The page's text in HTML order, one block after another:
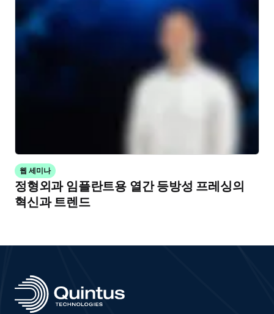
웹 세미나
정형외과 임플란트용 열간 등방성 프레싱의
혁신과 트렌드